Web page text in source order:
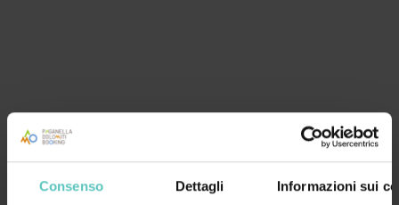
Consenso Dettagli Informazioni sui